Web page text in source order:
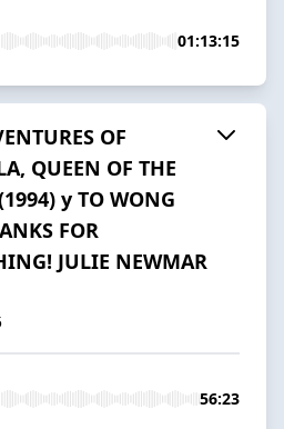
01:13:15
OF
QUEEN OF THE
y TO WONG
FOR
JULIE NEWMAR
56:23